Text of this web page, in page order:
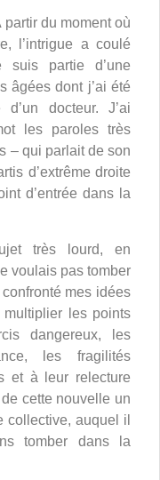
partir du moment où
l’intrigue a coulé
suis partie d’une
âgées dont j’ai été
docteur. J’ai
les paroles très
– qui parlait de son
d’extrême droite
d’entrée dans la
très lourd, en
voulais pas tomber
mes idées
les points
dangereux, les
les fragilités
et à leur relecture
cette nouvelle un
collective, auquel il
tomber dans la